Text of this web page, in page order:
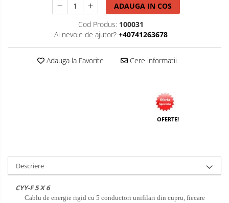
ADAUGA IN COS
Cod Produs: 100031
Ai nevoie de ajutor? +40741263678
Adauga la Favorite Cere informatii
OFERTE!
Descriere
CYY-F 5 X 6
Cablu de energie rigid cu 5 conductori unifilari din cupru, fiecare